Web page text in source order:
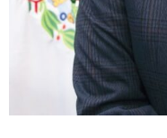
Internacional
Cultura